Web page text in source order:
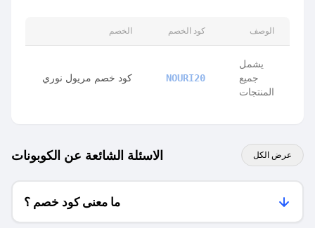
الخصم كود الخصم الوصف
كود خصم مريول نوري NOURI20
يشمل
جميع
المنتجات
الاسئلة الشائعة عن الكوبونات عرض الكل
ما معنى كود خصم ؟